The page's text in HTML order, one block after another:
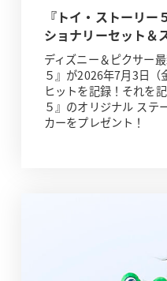
『トイ・ストーリ
ショナリーセット＆
ディズニー＆ピクサー
５』が2026年7月3日（
ヒットを記録！それを
５』のオリジナル ステ
カーをプレゼント！